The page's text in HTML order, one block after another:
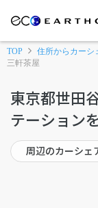
TOP 住所からカーシ
三軒茶屋
東京都世田
テーション
周辺のカーシェ